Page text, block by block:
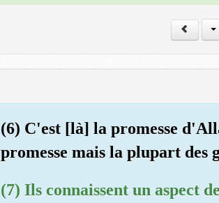
(6) C'est [là] la promesse
promesse mais la plupart des
(7) Ils connaissent un aspect